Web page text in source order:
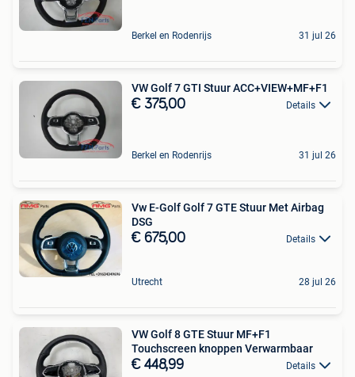
Berkel en Rodenrijs 31 jul 26
VW Golf 7 GTI Stuur ACC+VIEW+MF+F1
€ 375,00 Details
Berkel en Rodenrijs 31 jul 26
Vw E-Golf Golf 7 GTE Stuur Met Airbag
DSG
€ 675,00 Details
Utrecht 28 jul 26
VW Golf 8 GTE Stuur MF+F1
Touchscreen knoppen Verwarmbaar
€ 448,99 Details